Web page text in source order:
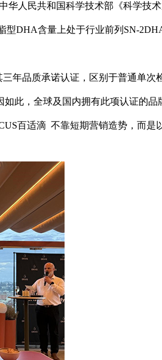
华人民共和国科学技术部《科学技
DHA含量上处于行业前列SN-
年品质承诺认证，区别于普通单次
此，全球及国内拥有此项认证的品
百适滴 不靠短期营销造势，而是